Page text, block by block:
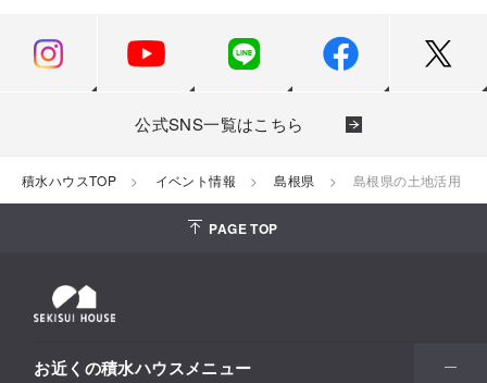
公式SNS一覧はこちら
積水ハウスTOP イベント情報 島根県 島根県の土地活用・
PAGE TOP
お近くの積水ハウスメニュー